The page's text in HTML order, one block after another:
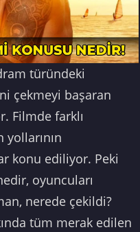
türündeki
çekmeyi başaran
Filmde farklı
konu ediliyor. Peki
oyuncuları
nerede çekildi?
tüm merak edilen